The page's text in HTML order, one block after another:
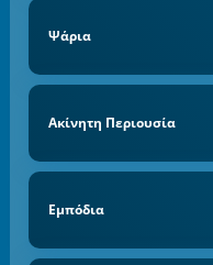
Ψάρια
Ακίνητη Περιουσία
Εμπόδια